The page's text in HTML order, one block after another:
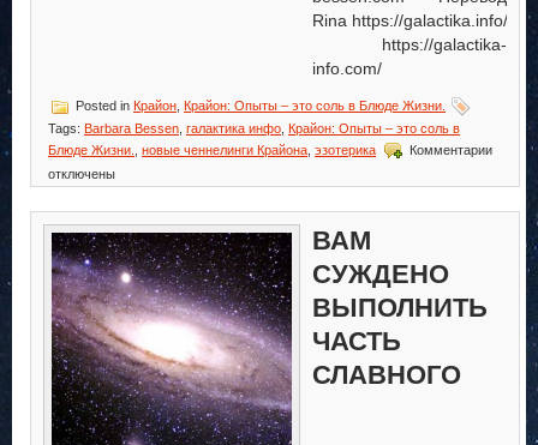
Rina https://galactika.info/
https://galactika-
info.com/
Posted in Крайон Крайон: Опыты – это соль в Блюде Жизни.
Tags: Barbara Bessen галактика инфо Крайон: Опыты – это соль в
Блюде Жизни.
новые ченнелинги Крайона эзотерика Комментариик
Крайон:
Опыты
отключены
ВАМ
СУЖДЕНО
ВЫПОЛНИТЬ
ЧАСТЬ
СЛАВНОГО